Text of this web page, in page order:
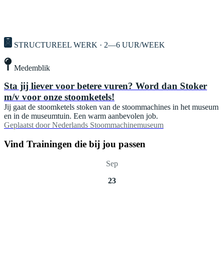
STRUCTUREEL WERK · 2—6 UUR/WEEK
Medemblik
Sta jij liever voor betere vuren? Word dan Stoker
m/v voor onze stoomketels!
Jij gaat de stoomketels stoken van de stoommachines in het museum
en in de museumtuin. Een warm aanbevolen job.
Geplaatst door Nederlands Stoommachinemuseum
Vind Trainingen die bij jou passen
Sep
23